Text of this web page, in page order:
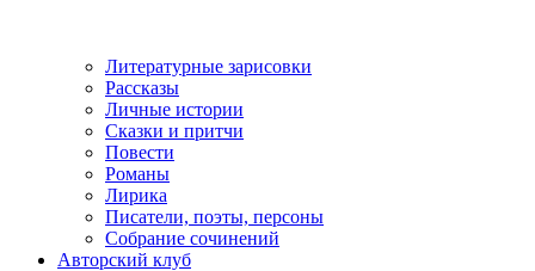
Литературные зарисовки
Рассказы
Личные истории
Сказки и притчи
Повести
Романы
Лирика
Писатели, поэты, персоны
Собрание сочинений
Авторский клуб